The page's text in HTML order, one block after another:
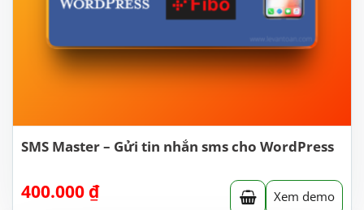
SMS Master – Gửi tin nhắn sms cho WordPress
400.000 ₫ Xem demo